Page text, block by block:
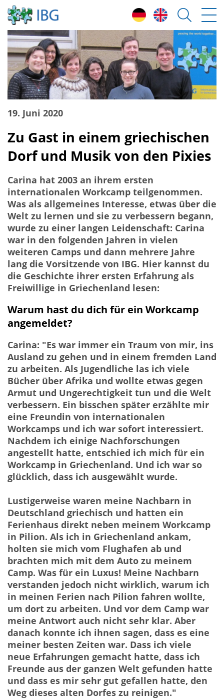
19. Juni 2020
Zu Gast in einem griechischen
Dorf und Musik von den Pixies
Carina hat 2003 an ihrem ersten
internationalen Workcamp teilgenommen.
Was als allgemeines Interesse, etwas über die
Welt zu lernen und sie zu verbessern begann,
wurde zu einer langen Leidenschaft: Carina
war in den folgenden Jahren in vielen
weiteren Camps und dann mehrere Jahre
lang die Vorsitzende von IBG. Hier kannst du
die Geschichte ihrer ersten Erfahrung als
Freiwillige in Griechenland lesen:
Warum hast du dich für ein Workcamp
angemeldet?
Carina: "Es war immer ein Traum von mir, ins
Ausland zu gehen und in einem fremden Land
zu arbeiten. Als Jugendliche las ich viele
Bücher über Afrika und wollte etwas gegen
Armut und Ungerechtigkeit tun und die Welt
verbessern. Ein bisschen später erzählte mir
eine Freundin von internationalen
Workcamps und ich war sofort interessiert.
Nachdem ich einige Nachforschungen
angestellt hatte, entschied ich mich für ein
Workcamp in Griechenland. Und ich war so
glücklich, dass ich ausgewählt wurde.
Lustigerweise waren meine Nachbarn in
Deutschland griechisch und hatten ein
Ferienhaus direkt neben meinem Workcamp
in Pilion. Als ich in Griechenland ankam,
holten sie mich vom Flughafen ab und
brachten mich mit dem Auto zu meinem
Camp. Was für ein Luxus! Meine Nachbarn
verstanden jedoch nicht wirklich, warum ich
in meinen Ferien nach Pilion fahren wollte,
um dort zu arbeiten. Und vor dem Camp war
meine Antwort auch nicht sehr klar. Aber
danach konnte ich ihnen sagen, dass es eine
meiner besten Zeiten war. Dass ich viele
neue Erfahrungen gemacht hatte, dass ich
Freunde aus der ganzen Welt gefunden hatte
und dass es mir sehr gut gefallen hatte, den
Weg dieses alten Dorfes zu reinigen."